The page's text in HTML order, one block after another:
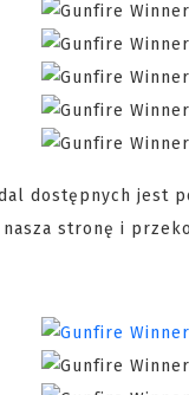
dostępnych jest
nasza stronę i